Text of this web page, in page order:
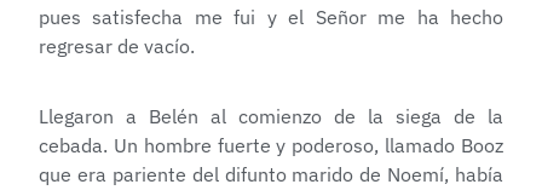
pues satisfecha me fui y el Señor me ha hecho
regresar de vacío.
Llegaron a Belén al comienzo de la siega de la
cebada. Un hombre fuerte y poderoso, llamado Booz
que era pariente del difunto marido de Noemí, había